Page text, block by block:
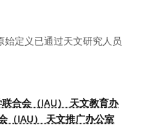
始定义已通过天文研究人员
合会（IAU） 天文教育办
（IAU） 天文推广办公室